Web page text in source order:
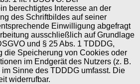
berechtigtes Interesse an der
des Schriftbildes auf seiner
Einwilligung abgefragt
ausschließlich auf Grundlage
und § 25 Abs. 1 TDDDG,
die Speicherung von Cookies oder
im Endgerät des Nutzers (z. B.
Sinne des TDDDG umfasst. Die
widerrufbar.